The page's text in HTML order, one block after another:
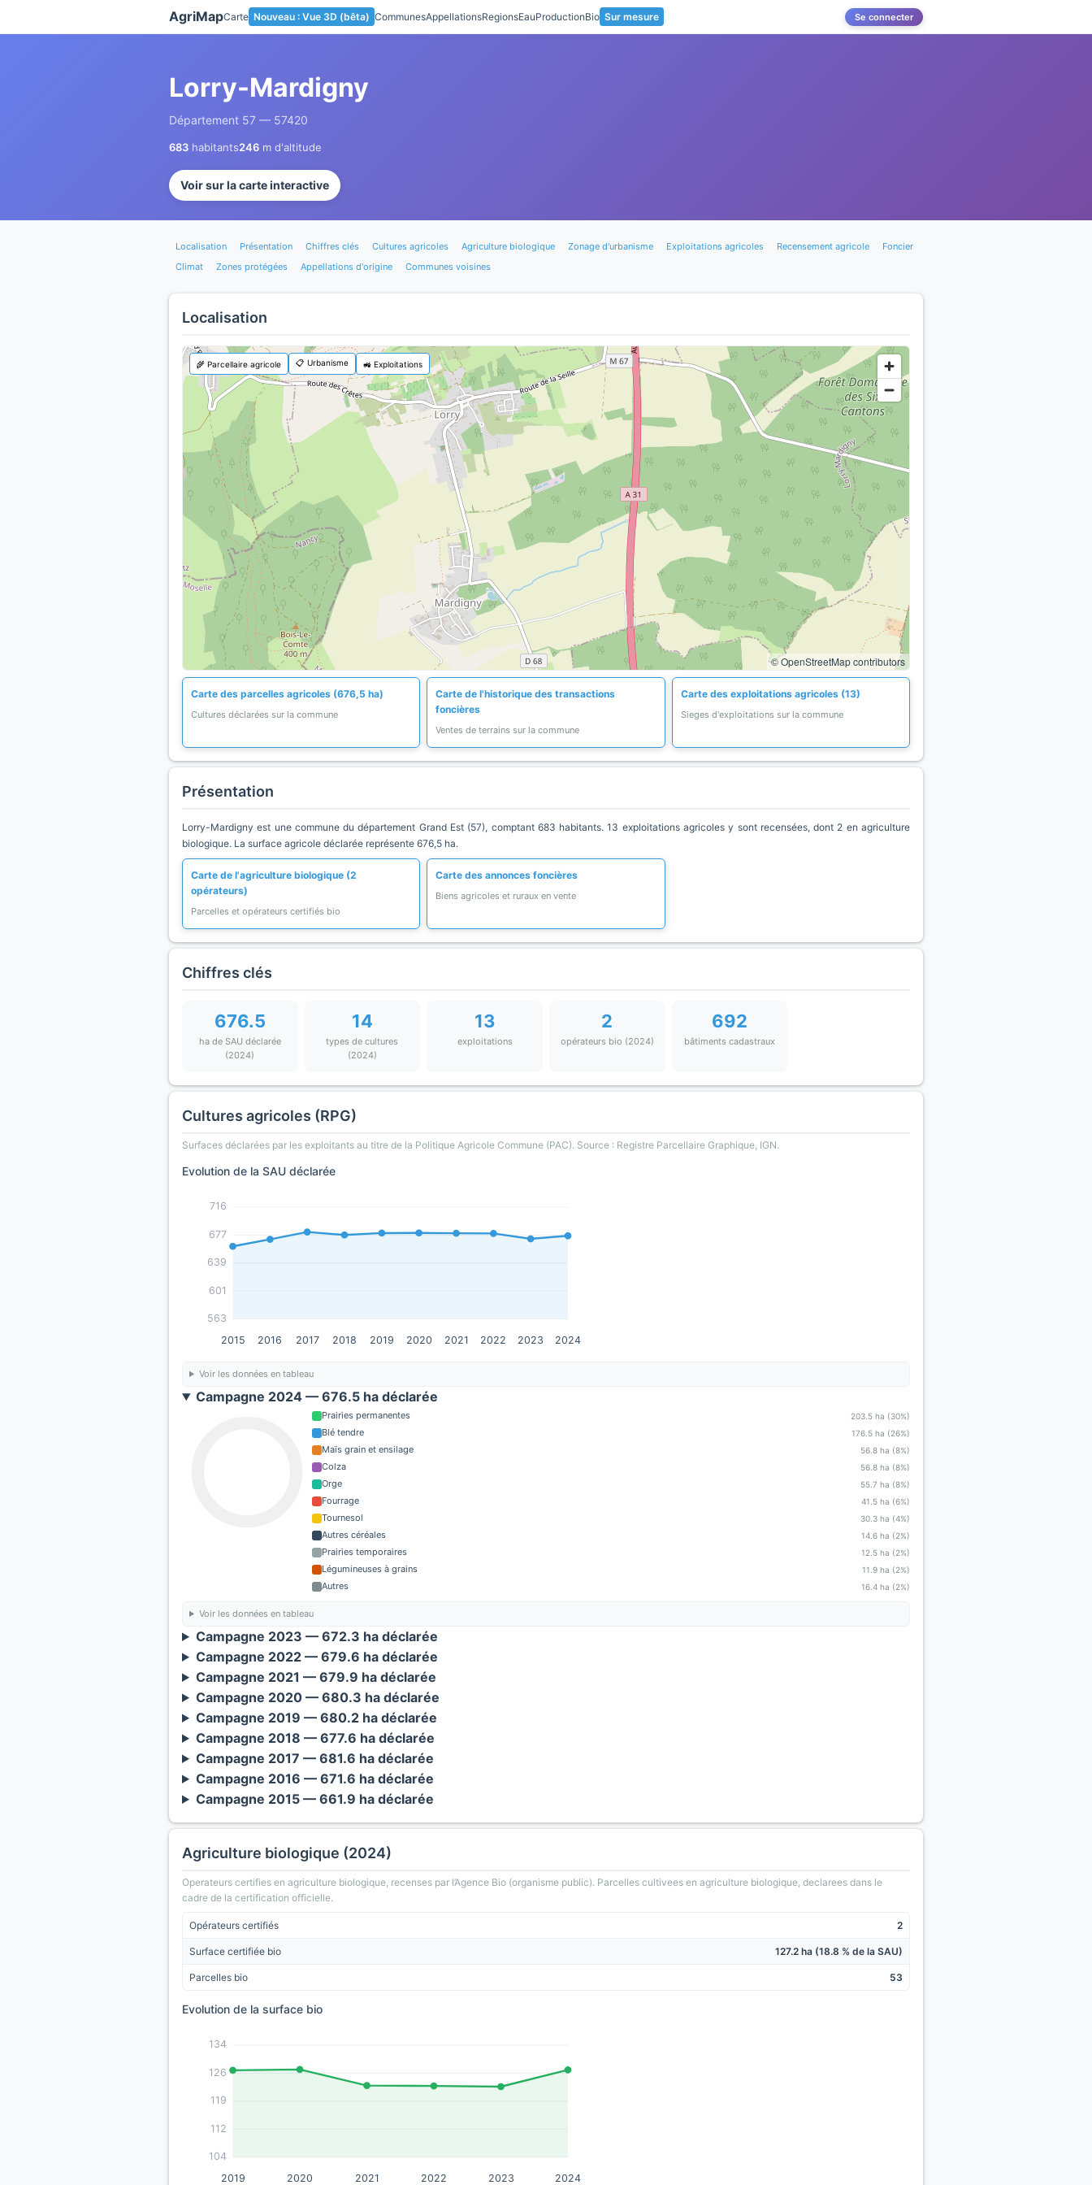
AgriMapCarte Nouveau : Vue 3D (bêta) CommunesAppellationsRegionsEauProductionBio Sur mesure Se connecter
Lorry-Mardigny
Département 57 — 57420
683 habitants246 m d'altitude
Voir sur la carte interactive
Localisation Présentation Chiffres clés Cultures agricoles Agriculture biologique Zonage d'urbanisme Exploitations agricoles Recensement agricole
Foncier
Climat
Zones protégées Appellations d'origine Communes voisines
Localisation
© OpenStreetMap contributors
🌾 Parcellaire agricole 📋 Urbanisme 🚜 Exploitations
Carte des parcelles agricoles (676,5 ha)
Cultures déclarées sur la commune
Carte de l'historique des transactions
foncières
Ventes de terrains sur la commune
Carte des exploitations agricoles (13)
Sieges d'exploitations sur la commune
Présentation
Lorry-Mardigny est une commune du département Grand Est (57), comptant 683 habitants. 13 exploitations agricoles y sont recensées, dont 2 en agriculture
biologique. La surface agricole déclarée représente 676,5 ha.
Carte de l'agriculture biologique (2
opérateurs)
Parcelles et opérateurs certifiés bio
Carte des annonces foncières
Biens agricoles et ruraux en vente
Chiffres clés
676.5
ha de SAU déclarée
(2024)
14
types de cultures
(2024)
13
exploitations
2
opérateurs bio (2024)
692
bâtiments cadastraux
Cultures agricoles (RPG)
Surfaces déclarées par les exploitants au titre de la Politique Agricole Commune (PAC). Source : Registre Parcellaire Graphique, IGN.
Evolution de la SAU déclarée
563
601
639
677
716
2015 2016 2017 2018 2019 2020 2021 2022 2023 2024
Voir les données en tableau
Campagne 2024 — 676.5 ha déclarée
Prairies permanentes 203.5 ha (30%)
Blé tendre 176.5 ha (26%)
Maïs grain et ensilage 56.8 ha (8%)
Colza 56.8 ha (8%)
Orge 55.7 ha (8%)
Fourrage 41.5 ha (6%)
Tournesol 30.3 ha (4%)
Autres céréales 14.6 ha (2%)
Prairies temporaires 12.5 ha (2%)
Légumineuses à grains 11.9 ha (2%)
Autres 16.4 ha (2%)
Voir les données en tableau
Campagne 2023 — 672.3 ha déclarée
Campagne 2022 — 679.6 ha déclarée
Campagne 2021 — 679.9 ha déclarée
Campagne 2020 — 680.3 ha déclarée
Campagne 2019 — 680.2 ha déclarée
Campagne 2018 — 677.6 ha déclarée
Campagne 2017 — 681.6 ha déclarée
Campagne 2016 — 671.6 ha déclarée
Campagne 2015 — 661.9 ha déclarée
Agriculture biologique (2024)
Operateurs certifies en agriculture biologique, recenses par l’Agence Bio (organisme public). Parcelles cultivees en agriculture biologique, declarees dans le
cadre de la certification officielle.
Opérateurs certifiés 2
Surface certifiée bio 127.2 ha (18.8 % de la SAU)
Parcelles bio 53
Evolution de la surface bio
104
112
119
126
134
2019 2020 2021 2022 2023 2024
Panneau de gestion des cookies